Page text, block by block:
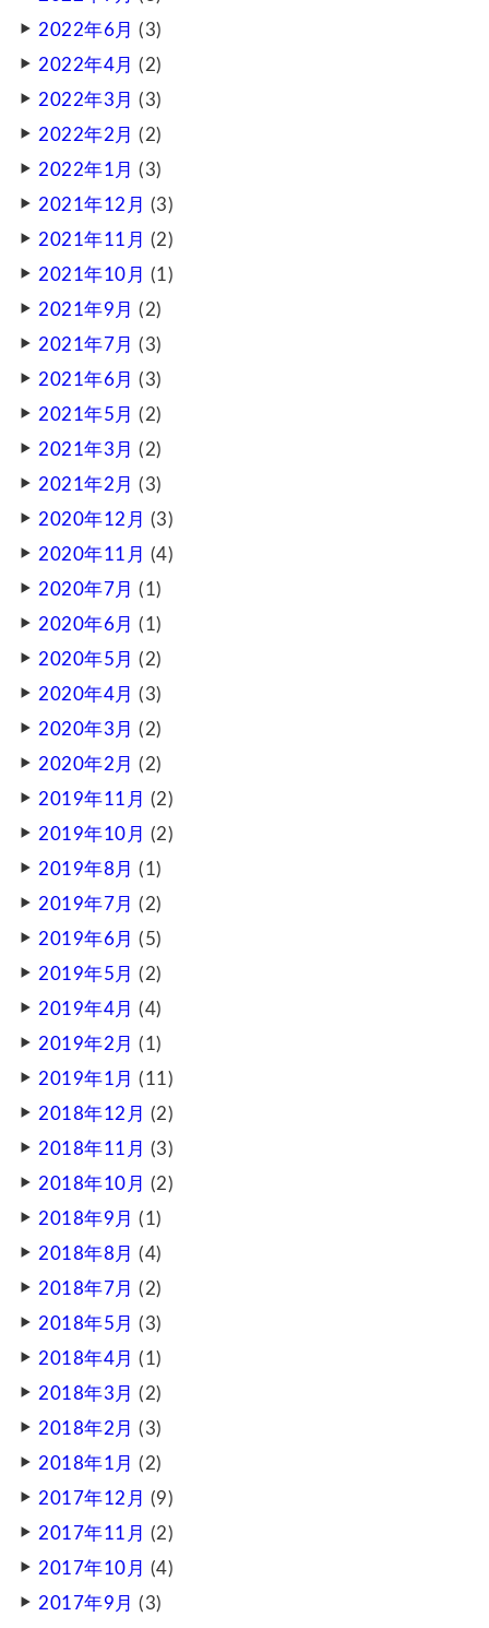
2022年6月 (3)
2022年4月 (2)
2022年3月 (3)
2022年2月 (2)
2022年1月 (3)
2021年12月 (3)
2021年11月 (2)
2021年10月 (1)
2021年9月 (2)
2021年7月 (3)
2021年6月 (3)
2021年5月 (2)
2021年3月 (2)
2021年2月 (3)
2020年12月 (3)
2020年11月 (4)
2020年7月 (1)
2020年6月 (1)
2020年5月 (2)
2020年4月 (3)
2020年3月 (2)
2020年2月 (2)
2019年11月 (2)
2019年10月 (2)
2019年8月 (1)
2019年7月 (2)
2019年6月 (5)
2019年5月 (2)
2019年4月 (4)
2019年2月 (1)
2019年1月 (11)
2018年12月 (2)
2018年11月 (3)
2018年10月 (2)
2018年9月 (1)
2018年8月 (4)
2018年7月 (2)
2018年5月 (3)
2018年4月 (1)
2018年3月 (2)
2018年2月 (3)
2018年1月 (2)
2017年12月 (9)
2017年11月 (2)
2017年10月 (4)
2017年9月 (3)